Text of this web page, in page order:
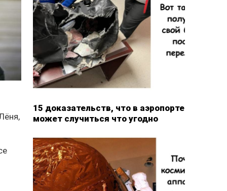
15 доказательств, что в аэропорте
может случиться что угодно